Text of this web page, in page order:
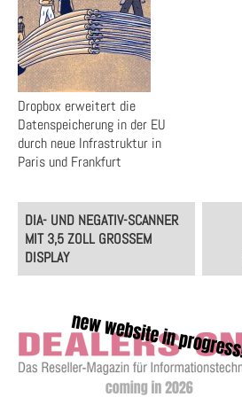
Dropbox erweitert die
Datenspeicherung in der EU
durch neue Infrastruktur in
Paris und Frankfurt
Post
navigation
DIA- UND NEGATIV-SCANNER
MIT 3,5 ZOLL GROSSEM D
ISPLAY